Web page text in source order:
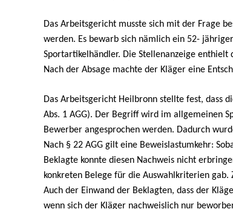
Das Arbeitsgericht musste sich mit der Frage
werden. Es bewarb sich nämlich ein 52-
Sportartikelhändler. Die Stellenanzeige
Nach der Absage machte der Kläger eine
Das Arbeitsgericht Heilbronn stellte fest, dass
Abs. 1 AGG). Der Begriff wird im allgemeinen
Bewerber angesprochen werden. Dadurch
Nach § 22 AGG gilt eine Beweislastumkehr:
Beklagte konnte diesen Nachweis nicht
konkreten Belege für die Auswahlkriterien
Auch der Einwand der Beklagten, dass der
wenn sich der Kläger nachweislich nur